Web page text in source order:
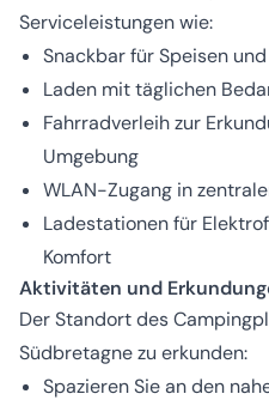
Serviceleistungen wie:
Snackbar für Speisen
Laden mit täglichen
Fahrradverleih zur
Umgebung
WLAN-Zugang in
Ladestationen für
Komfort
Aktivitäten und
Der Standort des
Südbretagne zu erkunden:
Spazieren Sie an den